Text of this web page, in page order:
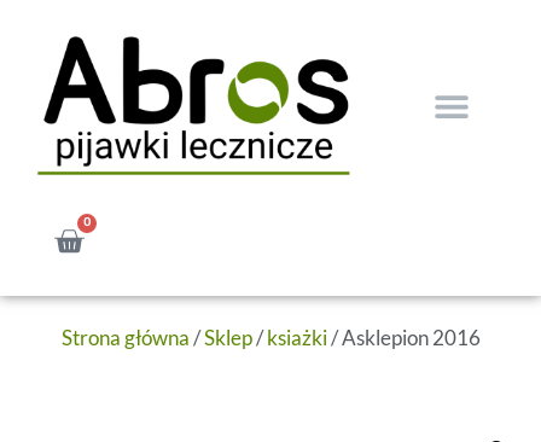
0
Strona główna/Sklep/ksiażki/ Asklepion 2016